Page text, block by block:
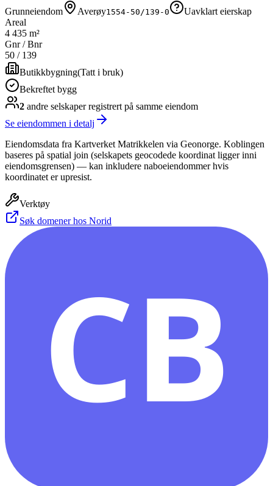
Grunneiendom
Averøy1554-50/139-0
Uavklart eierskap
Areal
4 435 m²
Gnr / Bnr
50 / 139
Butikkbygning(Tatt i bruk)
Bekreftet bygg
2 andre selskaperregistrert på samme eiendom
Se eiendommen i detalj
Eiendomsdata fra Kartverket Matrikkelen via Geonorge. Koblingen
baseres på spatial join (selskapets geocodede koordinat ligger inni
eiendomsgrensen) — kan inkludere naboeiendommer hvis
koordinatet er upresist.
Verktøy
Søk domener hos Norid
CB